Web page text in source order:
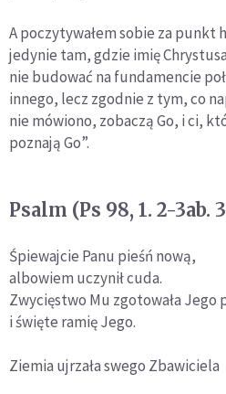
A poczytywałem sobie za punkt
jedynie tam, gdzie imię
nie budować na fundamencie
innego, lecz zgodnie z tym, co
nie mówiono, zobaczą Go, i ci,
poznają Go”.
Psalm (Ps 98, 1. 2-3ab.
Śpiewajcie Panu pieśń nową,
albowiem uczynił cuda.
Zwycięstwo Mu zgotowała Jego
i święte ramię Jego.
Ziemia ujrzała swego Zbawiciela